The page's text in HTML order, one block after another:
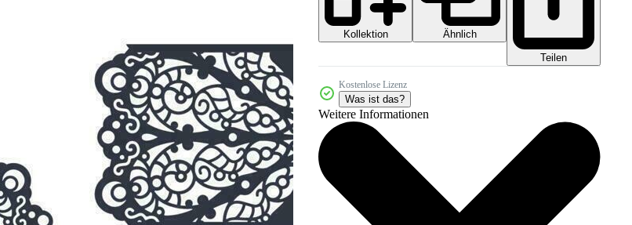
Kollektion
Ähnlich
Teilen
Kostenlose Lizenz
Was ist das?
Weitere Informationen